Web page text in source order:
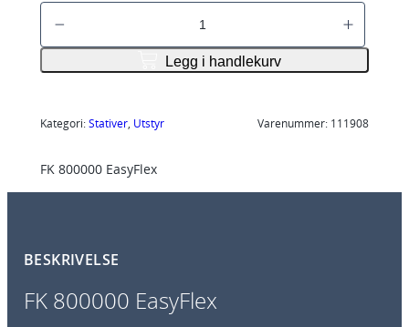
F
8
0
0
0
E
y
l
Legg i handlekurv
Kategori:Stativer, Utstyr Varenummer: 111908
FK 800000 EasyFlex
BESKRIVELSE
FK 800000 EasyFlex